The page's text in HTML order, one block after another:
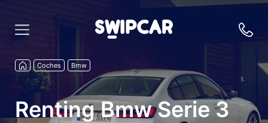
Coches Bmw
Renting Bmw Serie 3